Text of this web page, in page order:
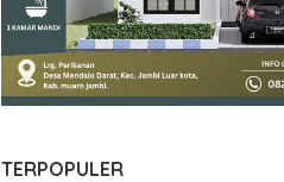
TERPOPULER